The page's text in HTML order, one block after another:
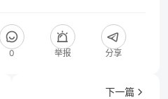
0 举报 分享
下一篇